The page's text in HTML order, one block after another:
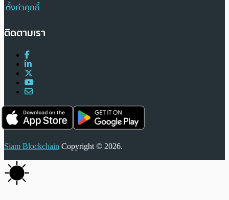
ตั้งค่าคุกกี้
ติดตามเรา
Siam Blockchain Copyright © 2026.